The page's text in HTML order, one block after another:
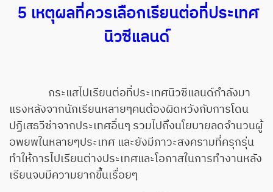
5 เหตุผลที่ควรเลือกเรียนต่อที่ประเทศ
นิวซีแลนด์
กระแสไปเรียนต่อที่ประเทศนิวซีแลนด์กำลังมา
แรงหลังจากนักเรียนหลายๆคนต้องผิดหวังกับการโดน
ปฏิเสธวีซ่าจากประเทศอื่นๆ รวมไปถึงนโยบายลดจำนวนผู้
อพยพในหลายๆประเทศ และยังมีภาวะสงครามที่ครุกรุ่น
ทำให้การไปเรียนต่างประเทศและโอกาสในการทำงานหลัง
เรียนจบมีความยากขึ้นเรื่อยๆ